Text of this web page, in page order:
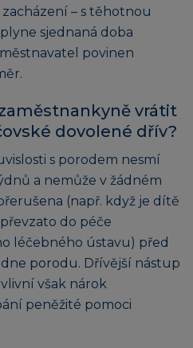
– s těhotnou
sjednaná doba
povinen
vrátit
dovolené dřív?
s porodem nesmí
a nemůže v žádném
(např. když je dítě
do péče
léčebného ústavu) před
porodu. Dřívější nástup
však nárok
peněžité pomoci